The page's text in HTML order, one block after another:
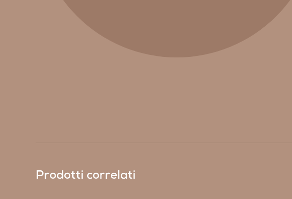
Prodotti correlati